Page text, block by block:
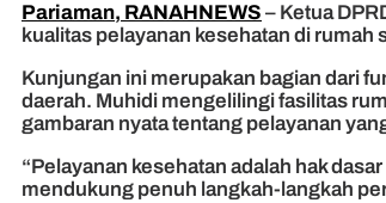
Pariaman, RANAHNEWS – Ketua
kualitas pelayanan kesehatan di
Kunjungan ini merupakan bagian dari
daerah. Muhidi mengelilingi fasilitas
gambaran nyata tentang pelayanan
“Pelayanan kesehatan adalah hak
mendukung penuh langkah-langkah